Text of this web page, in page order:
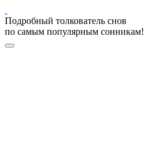
Подробный толкователь снов
по самым популярным сонникам!